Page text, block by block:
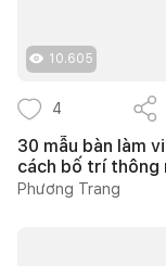
10.605
4
30 mẫu bàn làm
cách bố trí thông
Phương Trang